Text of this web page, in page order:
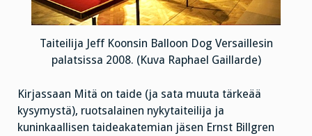
Taiteilija Jeff Koonsin Balloon Dog Versaillesin
palatsissa 2008. (Kuva Raphael Gaillarde)
Kirjassaan Mitä on taide (ja sata muuta tärkeää
kysymystä), ruotsalainen nykytaiteilija ja
kuninkaallisen taideakatemian jäsen Ernst Billgren